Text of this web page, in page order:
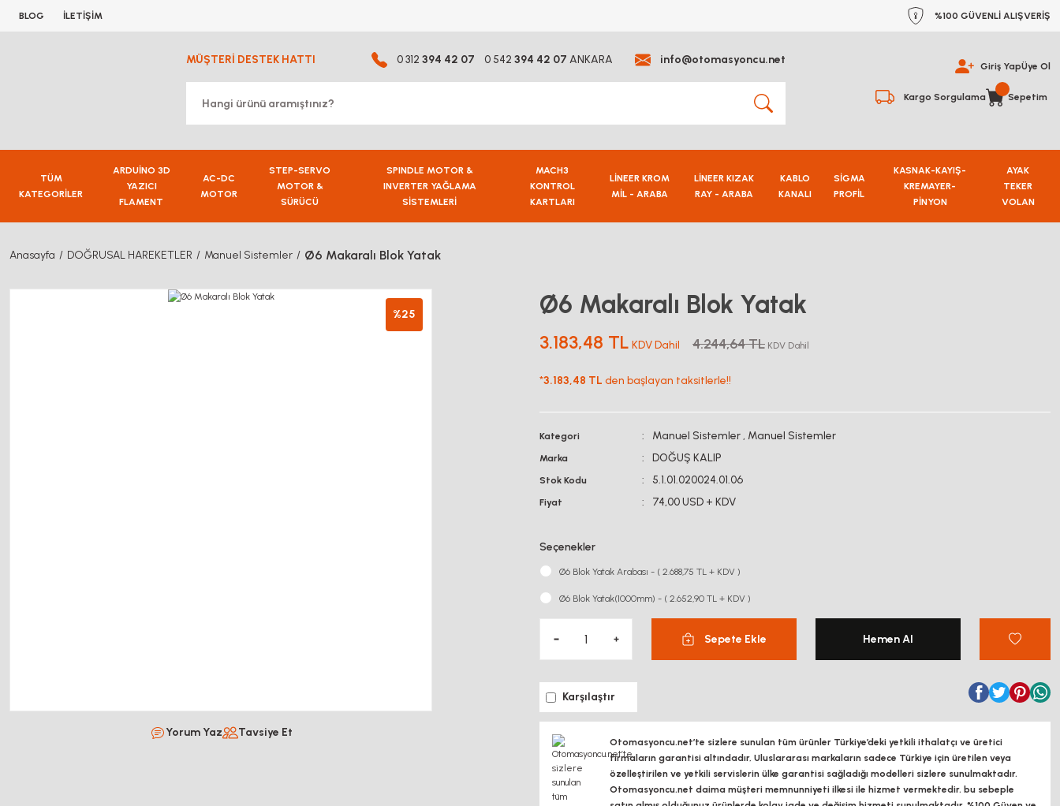
BLOG İLETİŞİM %100 GÜVENLİ ALIŞVERİŞ
MÜŞTERİ DESTEK HATTI 0 312 394 42 07 0 542 394 42 07 ANKARA info@otomasyoncu.net Giriş YapÜye Ol
Kargo Sorgulama Sepetim
TÜM
KATEGORİLER
ARDUİNO 3D
YAZICI
FLAMENT
AC-DC
MOTOR
STEP-SERVO
MOTOR &
SÜRÜCÜ
SPINDLE MOTOR &
INVERTER YAĞLAMA
SİSTEMLERİ
MACH3
KONTROL
KARTLARI
LİNEER KROM
MİL - ARABA
LİNEER KIZAK
RAY - ARABA
KABLO
KANALI
SİGMA
PROFİL
KASNAK-KAYIŞ-
KREMAYER-
PİNYON
AYAK
TEKER
VOLAN
Anasayfa DOĞRUSAL HAREKETLER Manuel Sistemler Ø6 Makaralı Blok Yatak
%25
Yorum Yaz Tavsiye Et
Ø6 Makaralı Blok Yatak
3.183,48 TL KDV Dahil 4.244,64 TL KDV Dahil
*3.183,48 TL den başlayan taksitlerle!!
Kategori Manuel Sistemler , Manuel Sistemler
Marka DOĞUŞ KALIP
Stok Kodu 5.1.01.020024.01.06
Fiyat 74,00 USD + KDV
Seçenekler
Ø6 Blok Yatak Arabası - ( 2.688,75 TL + KDV )
Ø6 Blok Yatak(1000mm) - ( 2.652,90 TL + KDV )
Sepete Ekle Hemen Al
Karşılaştır
Otomasyoncu.net’te sizlere sunulan tüm ürünler Türkiye’deki yetkili ithalatçı ve üretici
firmaların garantisi altındadır, Uluslararası markaların sadece Türkiye için üretilen veya
özelleştirilen ve yetkili servislerin ülke garantisi sağladığı modelleri sizlere sunulmaktadır.
Otomasyoncu.net daima müşteri memnunniyeti ilkesi ile hizmet vermektedir. bu sebeple